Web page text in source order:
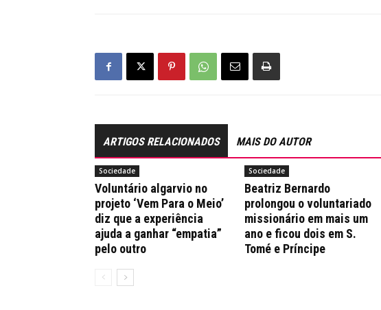
ARTIGOS RELACIONADOS MAIS DO AUTOR
Sociedade
Voluntário algarvio no
projeto ‘Vem Para o Meio’
diz que a experiência
ajuda a ganhar “empatia”
pelo outro
Sociedade
Beatriz Bernardo
prolongou o voluntariado
missionário em mais um
ano e ficou dois em S.
Tomé e Príncipe